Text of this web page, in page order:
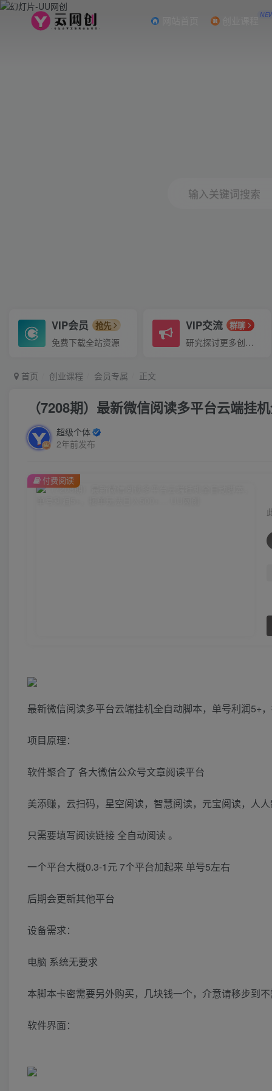
创业课程
输入关键词搜索
VIP会员 抢先
免费下载全站资源
VIP交流 群聊
研究探讨更多创业项目路子。
首页 创业课程 会员专属 正文
（7208期）最新微信阅读多平台云端
超级个体
2年前发布
付费阅读
最新微信阅读多平台云端挂机全自动脚本，单号利润5+
项目原理：
软件聚合了 各大微信公众号文章阅读平台
美添赚，云扫码，星空阅读，智慧阅读，元宝阅读，人
只需要填写阅读链接 全自动阅读 。
一个平台大概0.3-1元 7个平台加起来 单号5左右
后期会更新其他平台
设备需求：
电脑 系统无要求
本脚本卡密需要另外购买，几块钱一个，介意请移步到
软件界面：